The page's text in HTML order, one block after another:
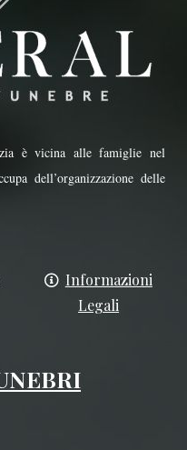
è vicina alle famiglie nel
dell’organizzazione delle
Informazioni
Legali